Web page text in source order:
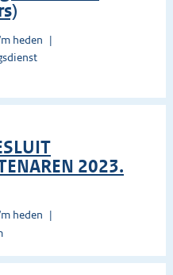
heden
2023.
heden